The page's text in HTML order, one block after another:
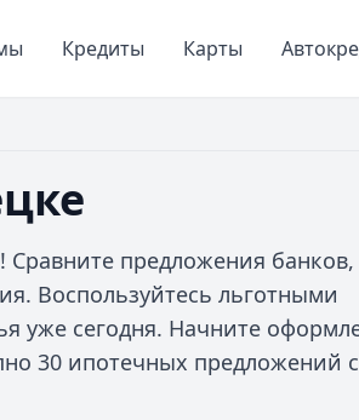
Кредиты Карты
Сравните предложения банков,
Воспользуйтесь льготными
уже сегодня. Начните
30 ипотечных предложений